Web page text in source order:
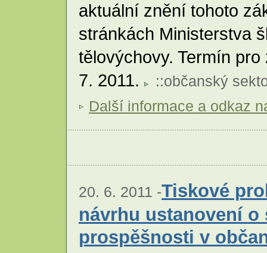
aktuální znění tohoto
stránkách Ministerstva
tělovýchovy. Termín
7. 2011.
::občanský
Další informace a odkaz
20. 6. 2011 -Tiskové
návrhu ustanovení o
prospěšnosti v